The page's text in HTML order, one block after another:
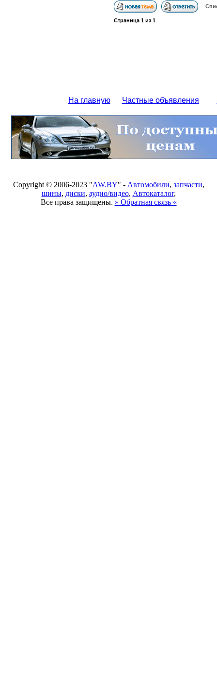
Страница 1из 1
На главную Частные объявления
Copyright © 2006-2023 "AW.BY" - Автомобили, запчасти,
шины, диски, аудио/видео, Автокаталог,
Все права защищены. » Обратная связь «